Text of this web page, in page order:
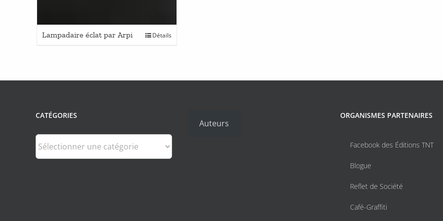
Lampadaire éclat par Arpi Détails
CATÉGORIES
Catégories
Auteurs
ORGANISMES PARTENAIRES
Facebook des Éditions TNT
Blogue
Reflet de Société
Café-Graffiti